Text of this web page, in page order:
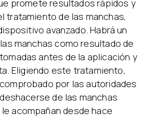
promete resultados rápidos y
tratamiento de las manchas,
avanzado. Habrá un
manchas como resultado de
antes de la aplicación y
Eligiendo este tratamiento,
por las autoridades
de las manchas
acompañan desde hace